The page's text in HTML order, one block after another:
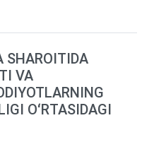
SHAROITIDA
VA
OʻRTASIDAGI